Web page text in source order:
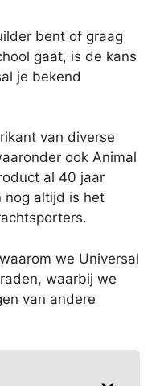
bent of graag
gaat, is de kans
je bekend
van diverse
ook Animal
al 40 jaar
nog altijd is het
we Universal
waarbij we
van andere